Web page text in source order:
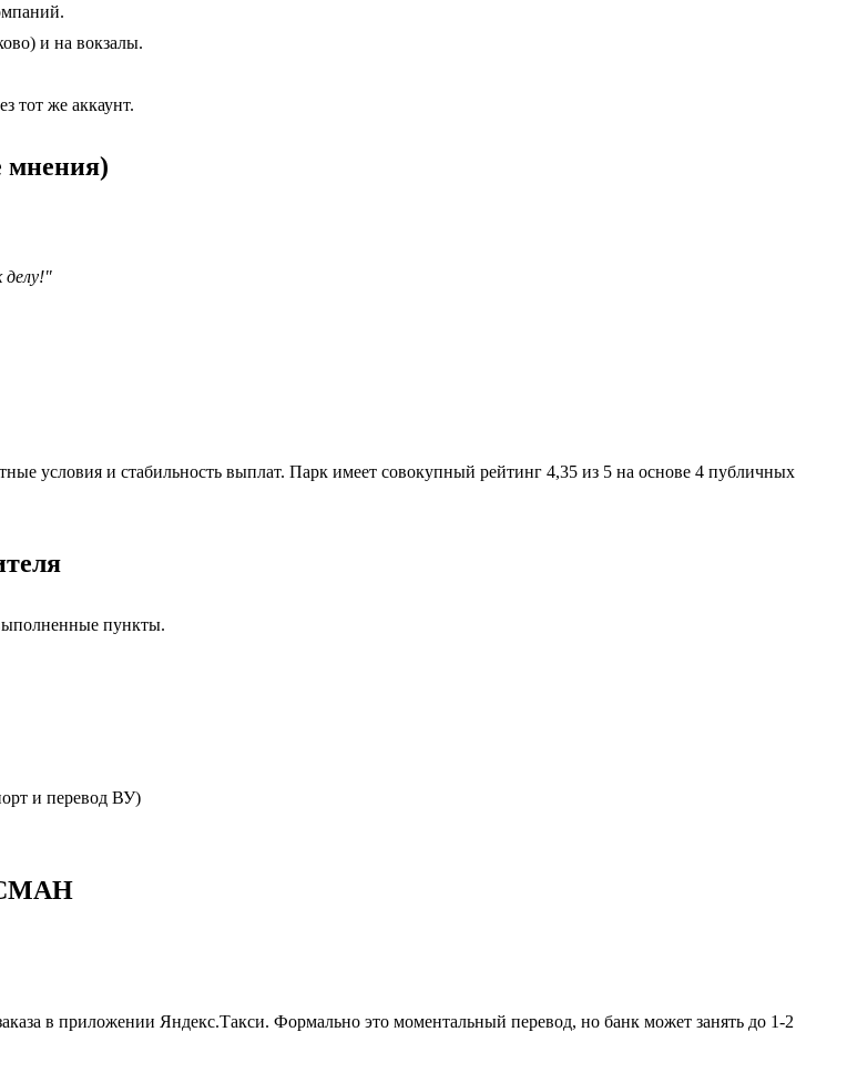
и на вокзалы.
тот же аккаунт.
мнения)
делу!"
условия и стабильность выплат. Парк имеет совокупный рейтинг 4,35 из 5 на основе 4 публичных
пункты.
и перевод ВУ)
в приложении Яндекс.Такси. Формально это моментальный перевод, но банк может занять до 1-2